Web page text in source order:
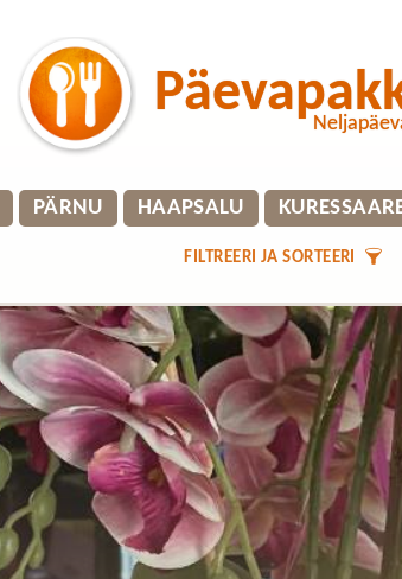
PÄRNU HAAPSALU
FILTREERI JA SORTEERI